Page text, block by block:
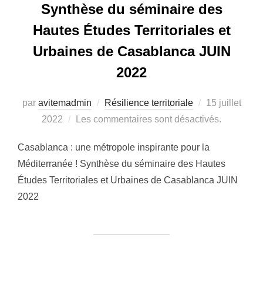
Synthèse du séminaire des
Hautes Études Territoriales et
Urbaines de Casablanca JUIN
2022
par avitemadmin Résilience territoriale
Publié
le
15 juillet
2022
Les commentaires sont désactivés.
Casablanca : une métropole inspirante pour la
Méditerranée ! Synthèse du séminaire des Hautes
Études Territoriales et Urbaines de Casablanca JUIN
2022